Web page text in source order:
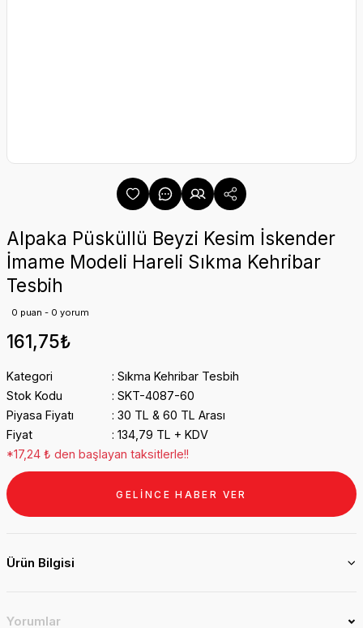
Alpaka Püsküllü Beyzi Kesim İskender
İmame Modeli Hareli Sıkma Kehribar
Tesbih
0 puan - 0 yorum
161,75₺
Kategori
Sıkma Kehribar Tesbih
Stok Kodu
SKT-4087-60
Piyasa Fiyatı
30 TL & 60 TL Arası
Fiyat
134,79 TL + KDV
*17,24 ₺ den başlayan taksitlerle!!
GELİNCE HABER VER
Ürün Bilgisi
Yorumlar